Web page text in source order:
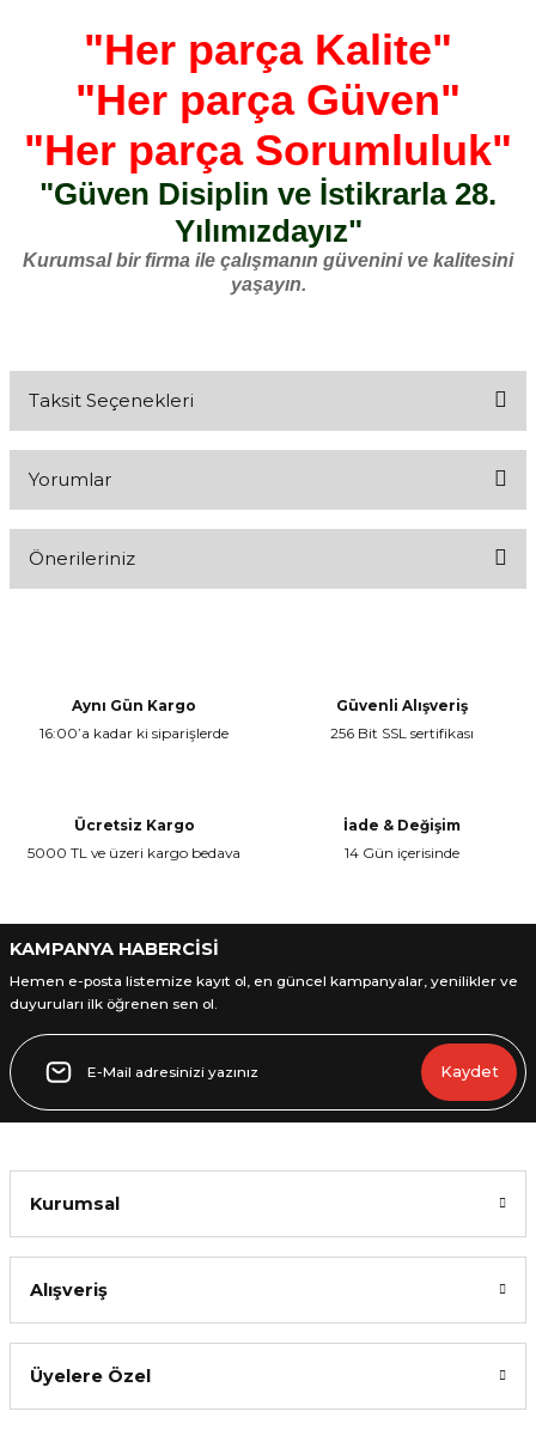
"Her parça Kalite"
"Her parça Güven"
"Her parça Sorumluluk"
"Güven Disiplin ve İstikrarla 28.
Yılımızdayız"
Kurumsal bir firma ile çalışmanın güvenini ve kalitesini
yaşayın.
Taksit Seçenekleri
Yorumlar
Önerileriniz
Ürün resmi kalitesiz, bozuk veya görüntülenemiyor.
Gönder
Aynı Gün Kargo
16:00’a kadar ki siparişlerde
Güvenli Alışveriş
256 Bit SSL sertifikası
Ücretsiz Kargo
5000 TL ve üzeri kargo bedava
İade & Değişim
14 Gün içerisinde
KAMPANYA HABERCİSİ
Hemen e-posta listemize kayıt ol, en güncel kampanyalar, yenilikler ve
duyuruları ilk öğrenen sen ol.
Kaydet
Kurumsal
Alışveriş
Üyelere Özel